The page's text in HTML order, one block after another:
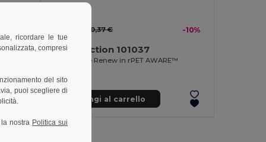
10,37 € -10%
XD Collection 101037
Beauty case Renew in rPET AWARE™
Aggiungi al carrello
ricordare le tue
compresi
del sito
puoi scegliere di
nostra Politica sui